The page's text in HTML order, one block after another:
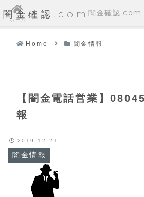
闇金確認.com
Home 闇金情報
【闇金電話営業】
報
闇金情報
2019.12.21
ホーム
闇金確認.com